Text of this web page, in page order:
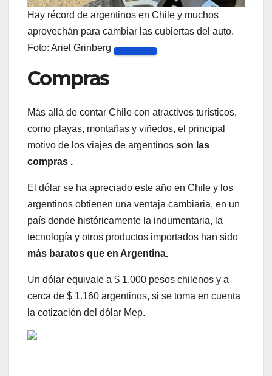
Hay récord de argentinos en Chile y muchos
aprovechán para cambiar las cubiertas del auto.
Foto: Ariel Grinberg
Compras
Más allá de contar Chile con atractivos turísticos,
como playas, montañas y viñedos, el principal
motivo de los viajes de argentinos son las
compras .
El dólar se ha apreciado este año en Chile y los
argentinos obtienen una ventaja cambiaria, en un
país donde históricamente la indumentaria, la
tecnología y otros productos importados han sido
más baratos que en Argentina.
Un dólar equivale a $ 1.000 pesos chilenos y a
cerca de $ 1.160 argentinos, si se toma en cuenta
la cotización del dólar Mep.